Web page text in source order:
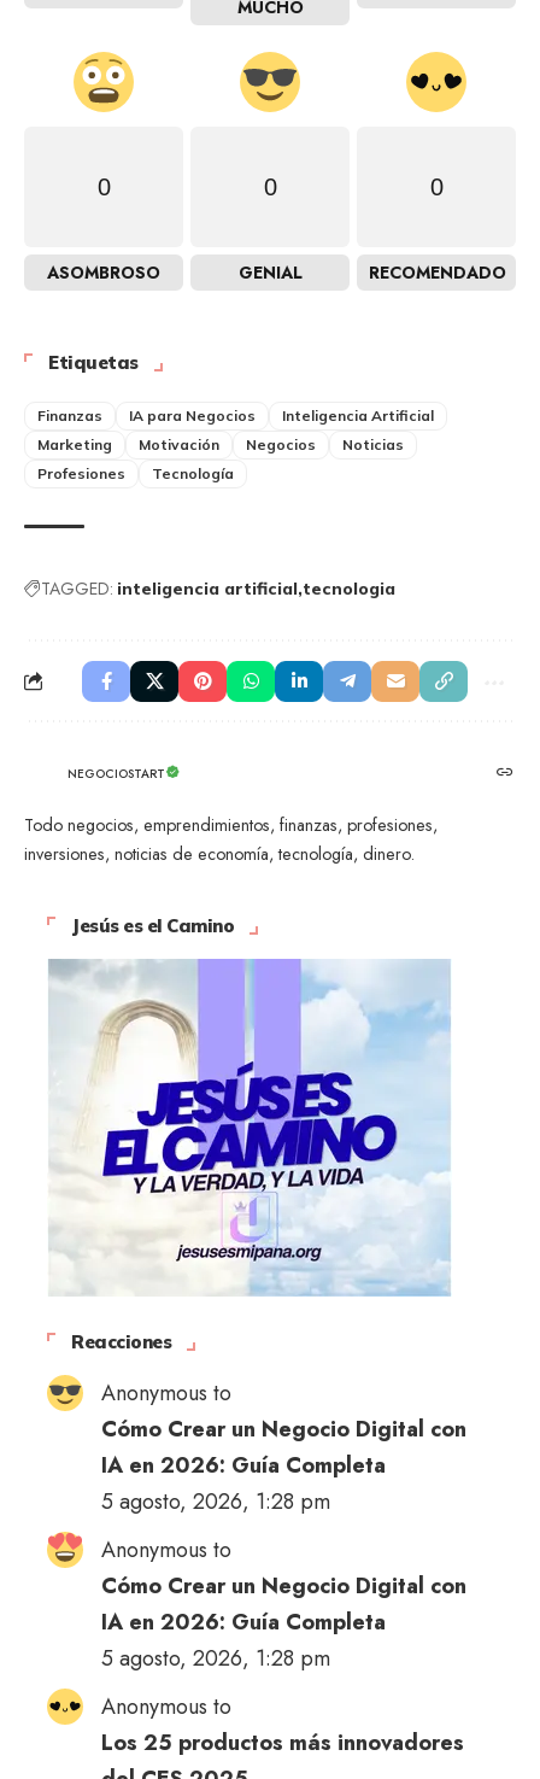
MUCHO
0
ASOMBROSO
0
GENIAL
0
RECOMENDADO
Etiquetas
Finanzas IA para Negocios
Inteligencia Artificial
Marketing
Motivación Negocios
Noticias
Profesiones
Tecnología
TAGGED: inteligencia artificial tecnologia
NEGOCIOSTART
Todo negocios, emprendimientos, finanzas, profesiones,
inversiones, noticias de economía, tecnología, dinero.
Jesús es el Camino
Reacciones
Anonymous to
Cómo Crear un Negocio Digital con
IA en 2026: Guía Completa
5 agosto, 2026, 1:28 pm
Anonymous to
Cómo Crear un Negocio Digital con
IA en 2026: Guía Completa
5 agosto, 2026, 1:28 pm
Anonymous to
Los 25 productos más innovadores